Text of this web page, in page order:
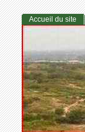
Accueil du site